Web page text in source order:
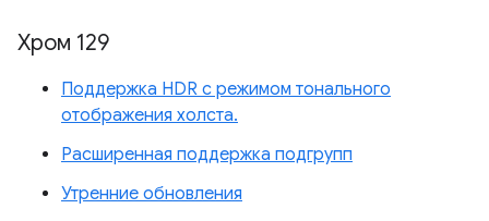
Хром 129
Поддержка HDR с режимом тонального
отображения холста.
Расширенная поддержка подгрупп
Утренние обновления